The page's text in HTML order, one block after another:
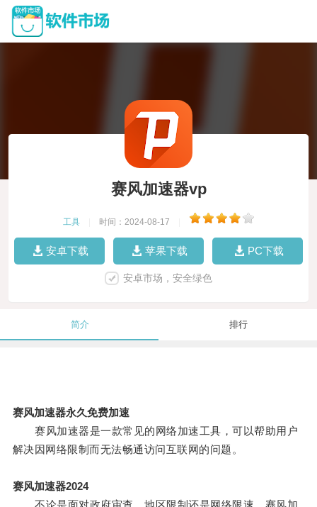
赛风加速器vp
工具 时间：2024-08-17
安卓下载 苹果下载 PC下载
安卓市场，安全绿色
简介 排行
赛风加速器永久免费加速
赛风加速器是一款常见的网络加速工具，可以帮助用户
解决因网络限制而无法畅通访问互联网的问题。
赛风加速器2024